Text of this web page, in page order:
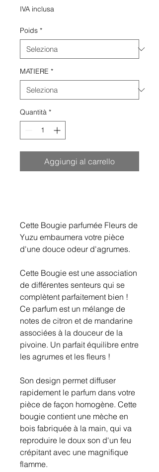
IVA inclusa
Poids *
MATIERE *
Quantità *
Aggiungi al carrello
Cette Bougie parfumée Fleurs de
Yuzu embaumera votre pièce
d'une douce odeur d'agrumes.
Cette Bougie est une association
de différentes senteurs qui se
complètent parfaitement bien !
Ce parfum est un mélange de
notes de citron et de mandarine
associées à la douceur de la
pivoine. Un parfait équilibre entre
les agrumes et les fleurs !
Son design permet diffuser
rapidement le parfum dans votre
pièce de façon homogène. Cette
bougie contient une mèche en
bois fabriquée à la main, qui va
reproduire le doux son d'un feu
crépitant avec une magnifique
flamme.